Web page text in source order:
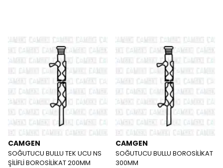
CAMGEN
SOĞUTUCU BULLU TEK UCU NS
ŞİLİFLİ BOROSİLİKAT 200MM
CAMGEN
SOĞUTUCU BULLU BOROSİLİKAT
300MM